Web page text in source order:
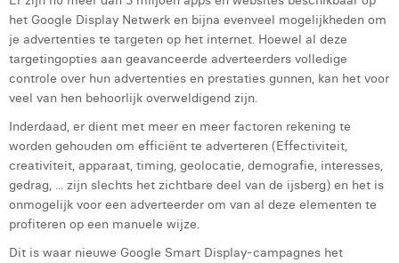
Dhan Claes
Diane Tremouroux
Edouard Polet
Elio Civalleri
Eliott Pousset
Floriane Defacqz
Digital Business Intern
het Google Display Netwerk en bijna evenveel mogelijkheden om
je advertenties te targeten op het internet. Hoewel al deze
targetingopties aan geavanceerde adverteerders volledige
controle over hun advertenties en prestaties gunnen, kan het voor
veel van hen behoorlijk overweldigend zijn.
Inderdaad, er dient met meer en meer factoren rekening te
worden gehouden om efficiënt te adverteren (Effectiviteit,
creativiteit, apparaat, timing, geolocatie, demografie, interesses,
gedrag, ... zijn slechts het zichtbare deel van de ijsberg) en het is
onmogelijk voor een adverteerder om van al deze elementen te
profiteren op een manuele wijze.
Dit is waar nieuwe Google Smart Display-campagnes het